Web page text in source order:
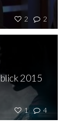
2 2
1 4
2015